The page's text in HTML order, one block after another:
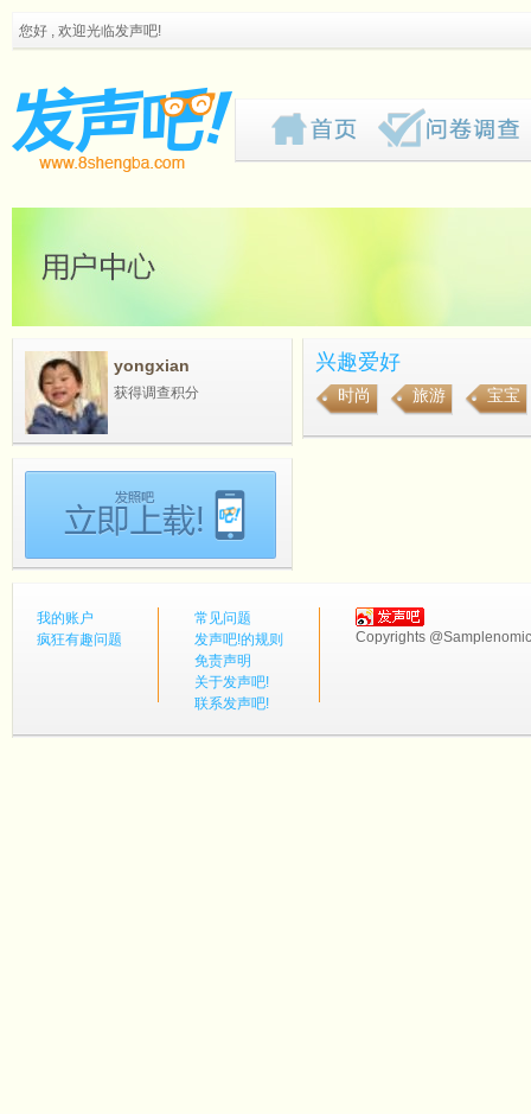
您好 , 欢迎光临发声吧!
yongxian
获得调查积分
兴趣爱好
时尚 旅游 宝宝
我的账户
疯狂有趣问题
常见问题
发声吧!的规则
免责声明
关于发声吧!
联系发声吧!
Copyrights